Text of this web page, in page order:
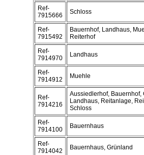
Ref-
7915666
Schloss
Ref-
7915492
Bauernhof, Landhaus,
Reiterhof
Ref-
7914970
Landhaus
Ref-
7914912
Muehle
Ref-
7914216
Aussiedlerhof, Bauernhof,
Landhaus, Reitanlage,
Schloss
Ref-
7914100
Bauernhaus
Ref-
7914042
Bauernhaus, Grünland